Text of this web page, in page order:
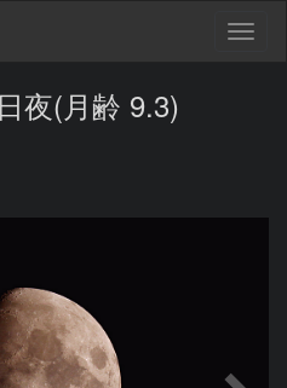
夜(月齢 9.3)